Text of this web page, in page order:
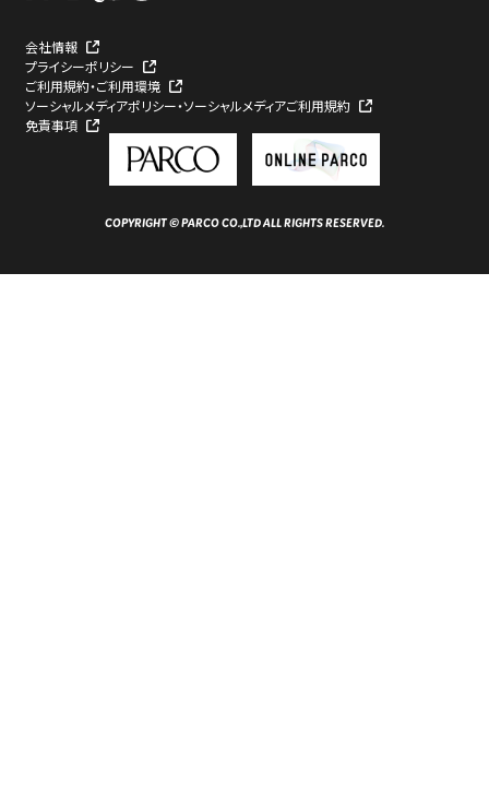
会社情報
プライシーポリシー
ご利用規約・ご利用環境
ソーシャルメディアポリシー・ソーシャルメディアご利用規約
免責事項
COPYRIGHT © PARCO CO.,LTD ALL RIGHTS RESERVED.